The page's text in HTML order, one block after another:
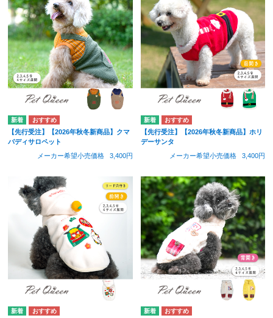
【先行受注】【2026年秋冬新商品】クマ
バディサロペット
メーカー希望小売価格
3,400円
【先行受注】【2026年秋冬新商品】ホリ
デーサンタ
メーカー希望小売価格
3,400円